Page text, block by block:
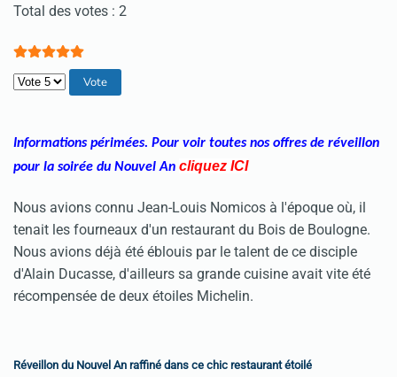
Vote utilisateur:5/
Total des votes : 2
Veuillez voter
Informations périmées. Pour voir toutes nos offres de réveillon
pour la soirée du Nouvel An cliquez ICI
Nous avions connu Jean-Louis Nomicos à l'époque où, il
tenait les fourneaux d'un restaurant du Bois de Boulogne.
Nous avions déjà été éblouis par le talent de ce disciple
d'Alain Ducasse, d'ailleurs sa grande cuisine avait vite été
récompensée de deux étoiles Michelin.
Réveillon du Nouvel An raffiné dans ce chic restaurant étoilé